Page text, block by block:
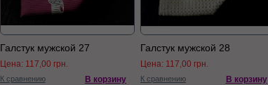
Галстук мужской 27
Цена: 117,00 грн.
К сравнению В корзину
Галстук мужской 28
Цена: 117,00 грн.
К сравнению В корзину